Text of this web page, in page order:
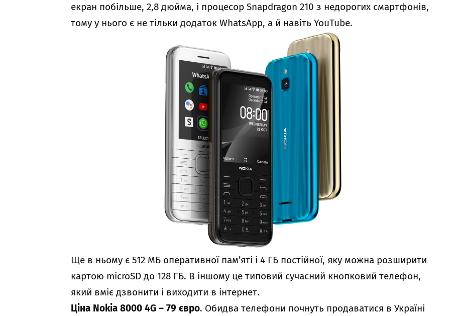
екран побільше, 2,8 дюйма, і процесор Snapdragon 210 з недорогих смартфонів,
тому у нього є не тільки додаток WhatsApp, а й навіть YouTube.
Ще в ньому є 512 МБ оперативної пам’яті і 4 ГБ постійної, яку можна розширити
картою microSD до 128 ГБ. В іншому це типовий сучасний кнопковий телефон,
який вміє дзвонити і виходити в інтернет.
Ціна Nokia 8000 4G – 79 євро. Обидва телефони почнуть продаватися в Україні